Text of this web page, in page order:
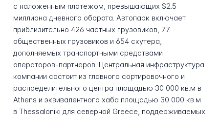
с наложенным платежом, превышающих $2.5
миллиона дневного оборота. Автопарк включает
приблизительно 426 частных грузовиков, 77
общественных грузовиков и 654 скутера,
дополняемых транспортными средствами
операторов-партнеров. Центральная инфраструктура
компании состоит из главного сортировочного и
распределительного центра площадью 30 000 кв.м в
Athens и эквивалентного хаба площадью 30 000 кв.м
в Thessaloniki для северной Greece, поддерживаемых